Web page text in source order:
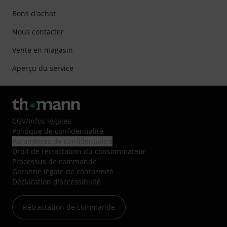
Bons d'achat
Nous contacter
Vente en magasin
Aperçu du service
CGV/Infos légales
Politique de confidentialité
Droit de rétractation du consommateur
Processus de commande
Garantie légale de conformité
Déclaration d'accessibilité
Rétractation de commande